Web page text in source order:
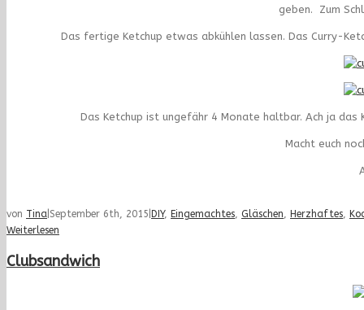
geben. Zum
Das fertige Ketchup etwas abkühlen lassen. Das Curry-
Das Ketchup ist ungefähr 4 Monate haltbar. Ach ja
Macht euch
von Tina September 6th, 2015 DIY, Eingemachtes Gläschen Herzhaftes
Weiterlesen
Clubsandwich